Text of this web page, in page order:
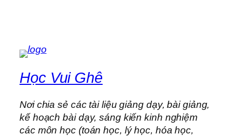
Học Vui Ghê
Nơi chia sẻ các tài liệu giảng dạy, bài giảng,
kế hoạch bài dạy, sáng kiến kinh nghiệm
các môn học (toán học, lý học, hóa học,